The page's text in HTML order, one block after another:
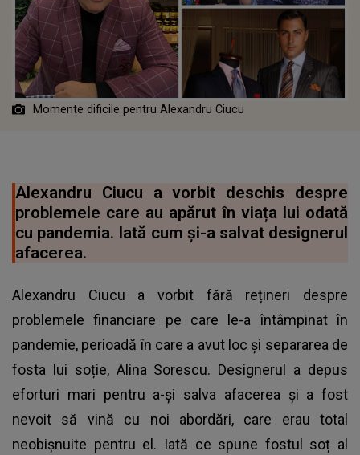
Momente dificile pentru Alexandru Ciucu
Alexandru Ciucu a vorbit deschis despre
problemele care au apărut în viața lui odată
cu pandemia. Iată cum și-a salvat designerul
afacerea.
Alexandru Ciucu a vorbit fără rețineri despre
problemele financiare pe care le-a întâmpinat în
pandemie, perioadă în care a avut loc și separarea de
fosta lui soție, Alina Sorescu. Designerul a depus
eforturi mari pentru a-și salva afacerea și a fost
nevoit să vină cu noi abordări, care erau total
neobișnuite pentru el. Iată ce spune fostul soț al